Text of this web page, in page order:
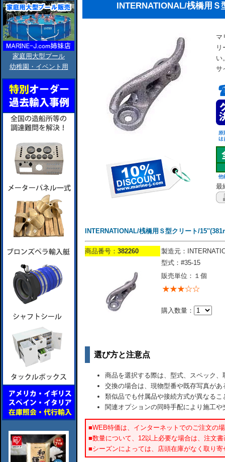
家庭用大型プール
幼稚園・イベント用
INTERNATIONAL/桟橋用
マ
い
サ
最
INTERNATIONAL/桟橋用Ｓ型クリート/
商品番号： 382260
製造元：
型式：#35-15
販売単位：１個
購入数量：
選び方と注意点
商品を選択する際は、型式、スペック
交換の場合は、現物型番や既存写真が
類似品でも付属品や接続方式が異なるこ
関連オプションの同時手配により施工
■WEB特価は、インターネットでのご注文の
■数量について、12以上必要な場合は、注文
■シーズンによっては、店頭在庫がなく取り